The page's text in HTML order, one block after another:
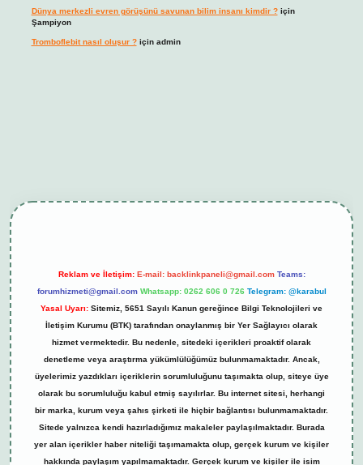
Dünya merkezli evren görüşünü savunan bilim insanı kimdir ?için
Şampiyon
Tromboflebit nasıl oluşur ?için admin
Reklam ve İletişim: E-mail: backlinkpaneli@gmail.com Teams:
forumhizmeti@gmail.com Whatsapp: 0262 606 0 726 Telegram: @karabul
Yasal Uyarı: Sitemiz, 5651 Sayılı Kanun gereğince Bilgi Teknolojileri ve
İletişim Kurumu (BTK) tarafından onaylanmış bir Yer Sağlayıcı olarak
hizmet vermektedir. Bu nedenle, sitedeki içerikleri proaktif olarak
denetleme veya araştırma yükümlülüğümüz bulunmamaktadır. Ancak,
üyelerimiz yazdıkları içeriklerin sorumluluğunu taşımakta olup, siteye üye
olarak bu sorumluluğu kabul etmiş sayılırlar. Bu internet sitesi, herhangi
bir marka, kurum veya şahıs şirketi ile hiçbir bağlantısı bulunmamaktadır.
Sitede yalnızca kendi hazırladığımız makaleler paylaşılmaktadır. Burada
yer alan içerikler haber niteliği taşımamakta olup, gerçek kurum ve kişiler
hakkında paylaşım yapılmamaktadır. Gerçek kurum ve kişiler ile isim